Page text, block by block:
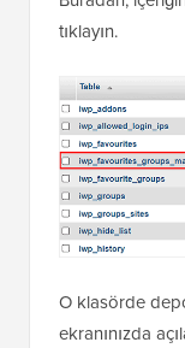
tıklayın.
O klasörde
ekranınızda